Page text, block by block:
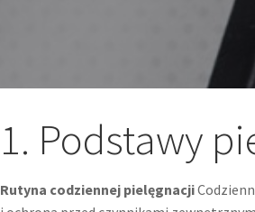
1. Podstawy
Rutyna codziennej pielęgnacji